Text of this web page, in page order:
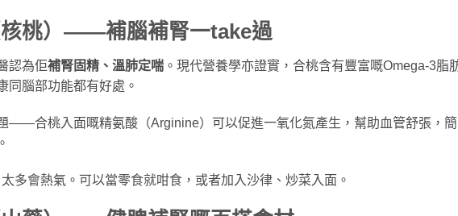
核桃）——補腦補腎一take過
認為佢補腎固精、溫肺定喘 。現代營養學亦證實，合桃含有豐富嘅Omega-3脂
同腦部功能都有好處。
——合桃入面嘅精氨酸（Arginine）可以促進一氧化氮產生，幫助血管舒張，
。
多會熱氣。可以當零食就咁食，或者加入沙律、炒菜入面。